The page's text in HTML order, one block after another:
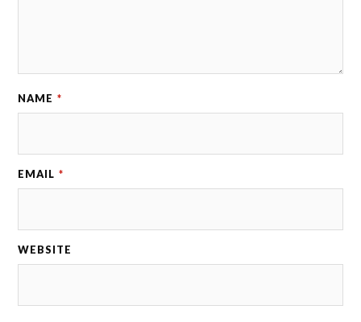
NAME *
EMAIL *
WEBSITE